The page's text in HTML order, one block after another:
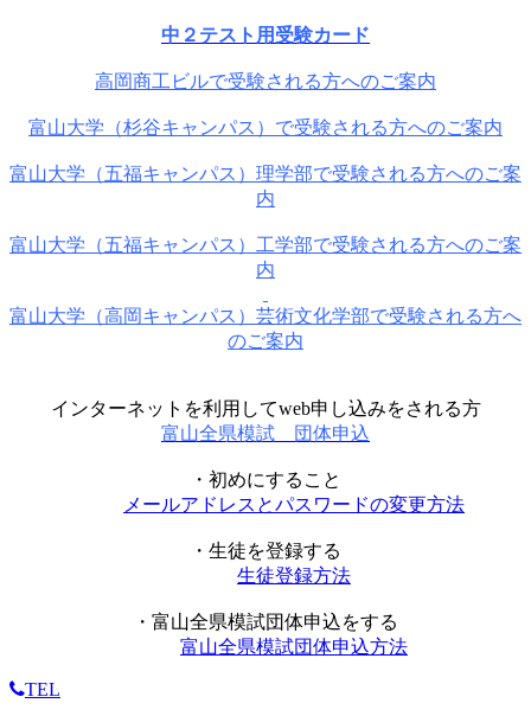
中２テスト用受験カード
高岡商工ビルで受験される方へのご案内
富山大学（杉谷キャンパス）で受験される方へのご案内
富山大学（五福キャンパス）理学部で受験される方へのご案
内
富山大学（五福キャンパス）工学部で受験される方へのご案
内
富山大学（高岡キャンパス）芸術文化学部で受験される方へ
のご案内
インターネットを利用してweb申し込みをされる方
富山全県模試 団体申込
・初めにすること
メールアドレスとパスワードの変更方法
・生徒を登録する
生徒登録方法
・富山全県模試団体申込をする
富山全県模試団体申込方法
TEL